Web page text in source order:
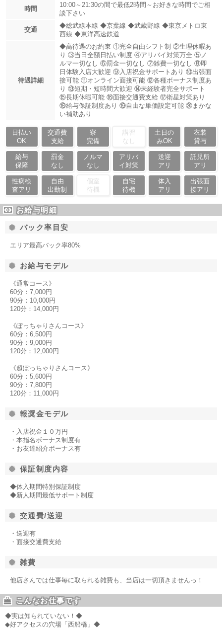
時間
10:00～21:30の間で最低2時間～お好きな時間でご相
談下さい
交通
◆総武線本線 ◆京葉線 ◆武蔵野線 ◆東京メトロ東
西線 ◆東洋高速鉄道
待遇詳細
◆高待遇のお約束 ①完全自由シフト制 ②生理休暇あ
り ③当日全額日払い制度 ④アリバイ対策万全 ⑤ノ
ルマ一切なし ⑥罰金一切なし ⑦雑費一切なし ⑧即
日体験入店大歓迎 ⑨入店祝金サポートあり ⑩出張面
接可能 ⑪オンライン面接可能 ⑫各種ボーナス制度あ
り ⑬短期・短時間大歓迎 ⑭未経験者完全サポート
⑮長期休暇可能 ⑯面接交通費支給 ⑰衛星対策あり
⑱給与保証制度あり ⑲自由な単価設定可能 ⑳まかな
い補助あり
日払い
OK
交通費
支給
寮
完備
講習
なし
土日の
みOK
衣装
貸与
給与
保障
罰金
なし
ノルマ
なし
アリバ
イ対策
送迎
アリ
託児所
アリ
性病検
査アリ
自由
出勤制
個室
待機
自宅
待機
体入
アリ
出張面
接アリ
お給与明細
バック率目安
エリア最高バック率80%
お給与モデル
《通常コース》
60分：7,000円
90分：10,000円
120分：14,000円
《ぽっちゃりさんコース》
60分：6,500円
90分：9,000円
120分：12,000円
《超ぽっちゃりさんコース》
60分：5,600円
90分：7,800円
120分：11,000円
報奨金モデル
・入店祝金１０万円
・本指名ボーナス制度有
・お友達紹介ボーナス有
保証制度内容
◆体入期間特別保証制度
◆新人期間最低サポート制度
交通費/送迎
・送迎有
・面接交通費支給
雑費
他店さんでは仕事毎に取られる雑費も、当店は一切頂きませんっ！
こんなお仕事です
◆実は知られていない！◆
◆好アクセスの穴場「西船橋」◆